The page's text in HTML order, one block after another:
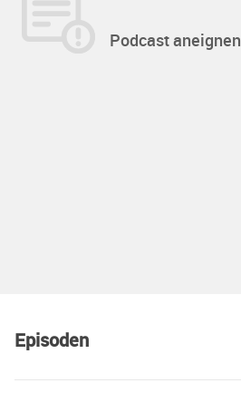
Podcast aneignen
Episoden